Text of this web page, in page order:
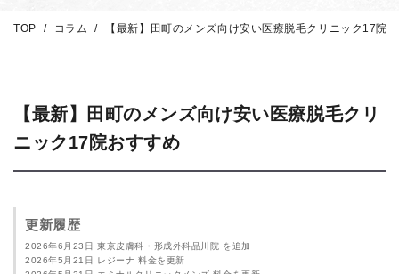
TOP コラム 【最新】田町のメンズ向け安い医療脱毛クリニック17院
【最新】田町のメンズ向け安い医療脱毛クリ
ニック17院おすすめ
更新履歴
2026年6月23日 東京皮膚科・形成外科品川院 を追加
2026年5月21日 レジーナ 料金を更新